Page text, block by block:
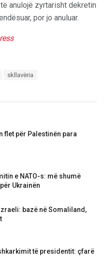
anulojë zyrtarisht dekretin
por jo anuluar.
skllavëria
flet për Palestinën para
e NATO-s: më shumë
Ukrainën
Izraeli: bazë në Somaliland,
të presidentit: çfarë